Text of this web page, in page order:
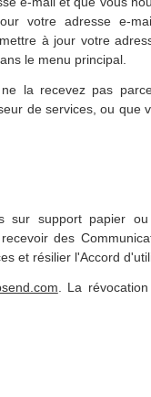
votre adresse e-
à jour votre
le menu principal.
la recevez pas
de services, ou que
sur support papier
des
et résilier l'Accord
. La